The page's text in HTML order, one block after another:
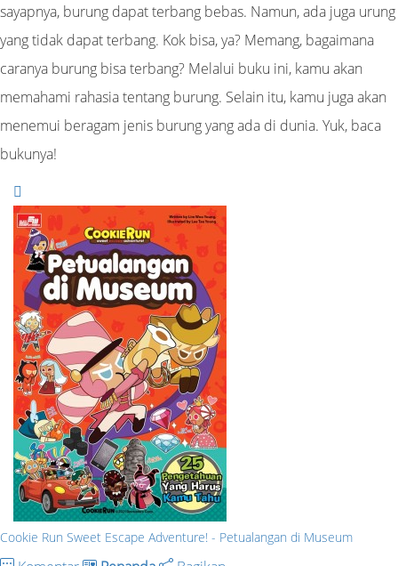
sayapnya, burung dapat terbang bebas. Namun, ada juga urung
yang tidak dapat terbang. Kok bisa, ya? Memang, bagaimana
caranya burung bisa terbang? Melalui buku ini, kamu akan
memahami rahasia tentang burung. Selain itu, kamu juga akan
menemui beragam jenis burung yang ada di dunia. Yuk, baca
bukunya!
Cookie Run Sweet Escape Adventure! - Petualangan di Museum